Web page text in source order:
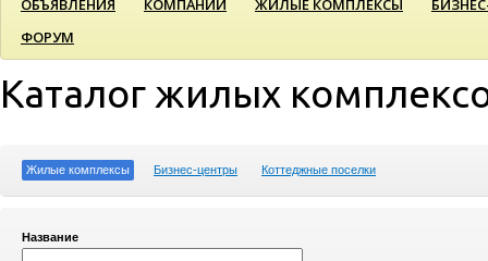
ОБЪЯВЛЕНИЯ КОМПАНИИ ЖИЛЫЕ КОМПЛЕКСЫ
ФОРУМ
Каталог жилых
Жилые комплексы Бизнес-центры Коттеджные поселки
Название